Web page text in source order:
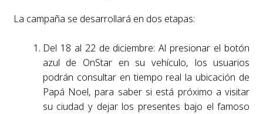
La campaña se desarrollará en dos etapas:
Del 18 al 22 de diciembre: Al presionar el botón
azul de OnStar en su vehículo, los usuarios
podrán consultar en tiempo real la ubicación de
Papá Noel, para saber si está próximo a visitar
su ciudad y dejar los presentes bajo el famoso